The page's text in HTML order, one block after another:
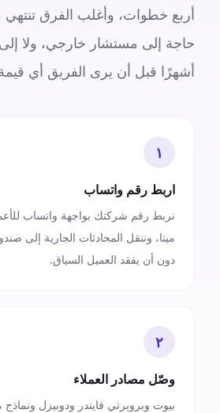
أربع خطوات، وأغلب الفرق تنتهي
حاجة إلى مستشار خارجي، ولا
أشهرًا قبل أن يرى الفريق أي
١
اربط رقم واتساب
نربط رقم شركتك بواجهة واتساب
ميتا، وننقل المحادثات الجارية إلى
دون أن يفقد العميل السياق.
٢
وصّل مصادر العملاء
بيوت وبروبرتي فايندر ودوبيزل